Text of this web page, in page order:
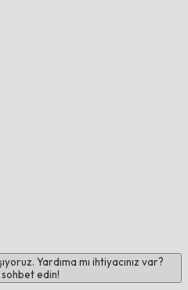
Yardıma mı ihtiyacınız var?
edin!